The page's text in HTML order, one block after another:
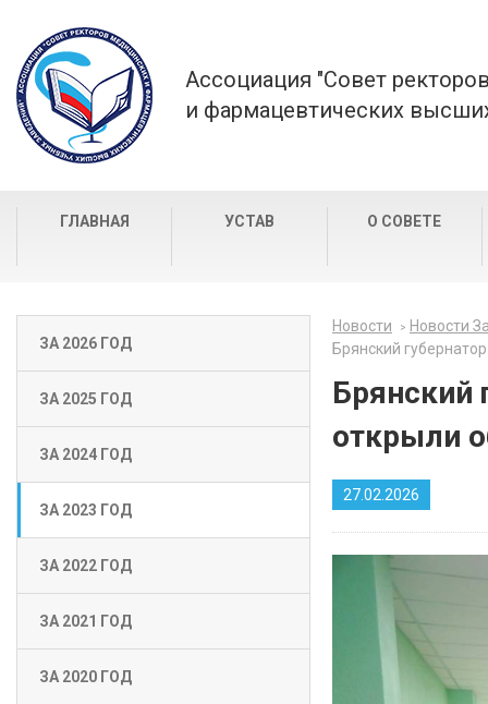
Ассоциация "Совет
и фармацевтических
ГЛАВНАЯ УСТАВ О СОВЕТЕ
ЗА 2026 ГОД
ЗА 2025 ГОД
ЗА 2024 ГОД
ЗА 2023 ГОД
ЗА 2022 ГОД
ЗА 2021 ГОД
ЗА 2020 ГОД
Новости
Новости
Брянский
Брянский
открыли
27.02.2026